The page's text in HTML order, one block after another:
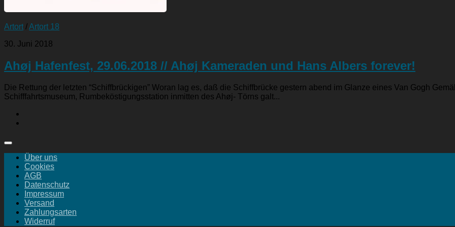
Artort /Artort 18
30. Juni 2018
Ahøj Hafenfest, 29.06.2018 // Ahøj Kameraden und Hans Albers forever!
Die Rettung der letzten “Schiffbrückigen” Woran lag es, daß die Schiffbrücke gestern abend im Glanze eines Van Gogh
Schifffahrtsmuseum, Rumbeköstigungsstation inmitten des Ahøj- Törns galt...
Über uns
Cookies
AGB
Datenschutz
Impressum
Versand
Zahlungsarten
Widerruf